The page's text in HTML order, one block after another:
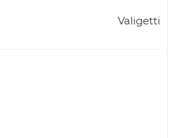
Valigetti